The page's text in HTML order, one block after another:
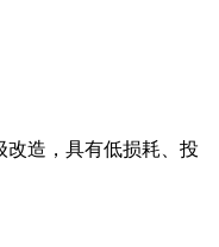
改造，具有低损耗、投